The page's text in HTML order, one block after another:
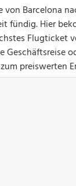
Barcelona
fündig. Hier
Flugticket
preiswerten